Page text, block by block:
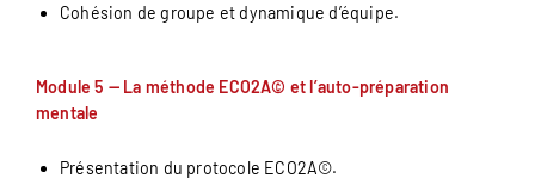
Cohésion de groupe et dynamique d’équipe.
Module 5 — La méthode ECO2A© et l’auto-préparation
mentale
Présentation du protocole ECO2A©.